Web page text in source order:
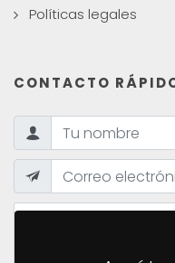
Políticas legales
CONTACTO